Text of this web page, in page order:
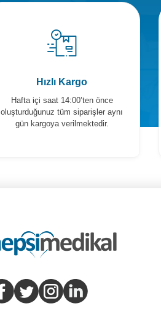
Hızlı Kargo
Hafta içi saat 14:00’ten önce
oluşturduğunuz tüm siparişler aynı
gün kargoya verilmektedir.